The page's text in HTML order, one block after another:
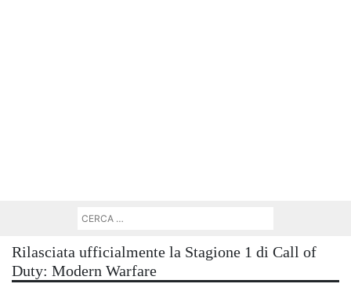
Rilasciata ufficialmente la Stagione 1 di Call of
Duty: Modern Warfare